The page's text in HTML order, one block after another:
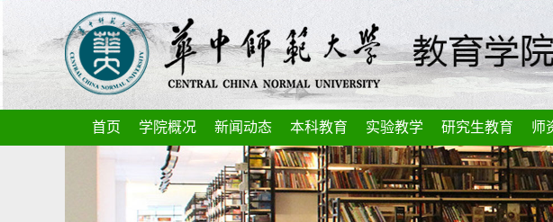
首页 学院概况 新闻动态 本科教育 实验教学 研究生教育 师